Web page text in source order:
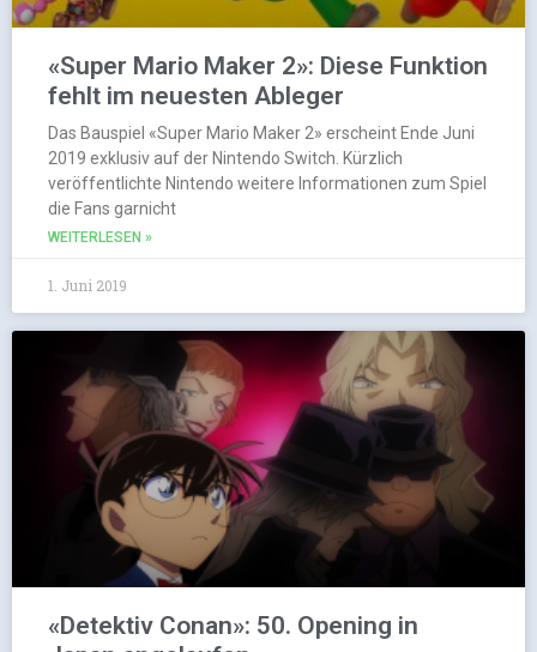
«Super Mario Maker 2»: Diese Funktion
fehlt im neuesten Ableger
Das Bauspiel «Super Mario Maker 2» erscheint Ende Juni
2019 exklusiv auf der Nintendo Switch. Kürzlich
veröffentlichte Nintendo weitere Informationen zum Spiel
die Fans garnicht
WEITERLESEN »
1. Juni 2019
«Detektiv Conan»: 50. Opening in